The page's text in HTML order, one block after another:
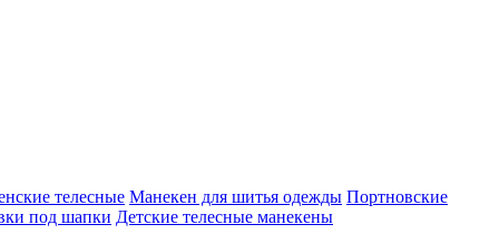
телесные Манекен для шитья одежды Портновские
под шапки Детские телесные манекены